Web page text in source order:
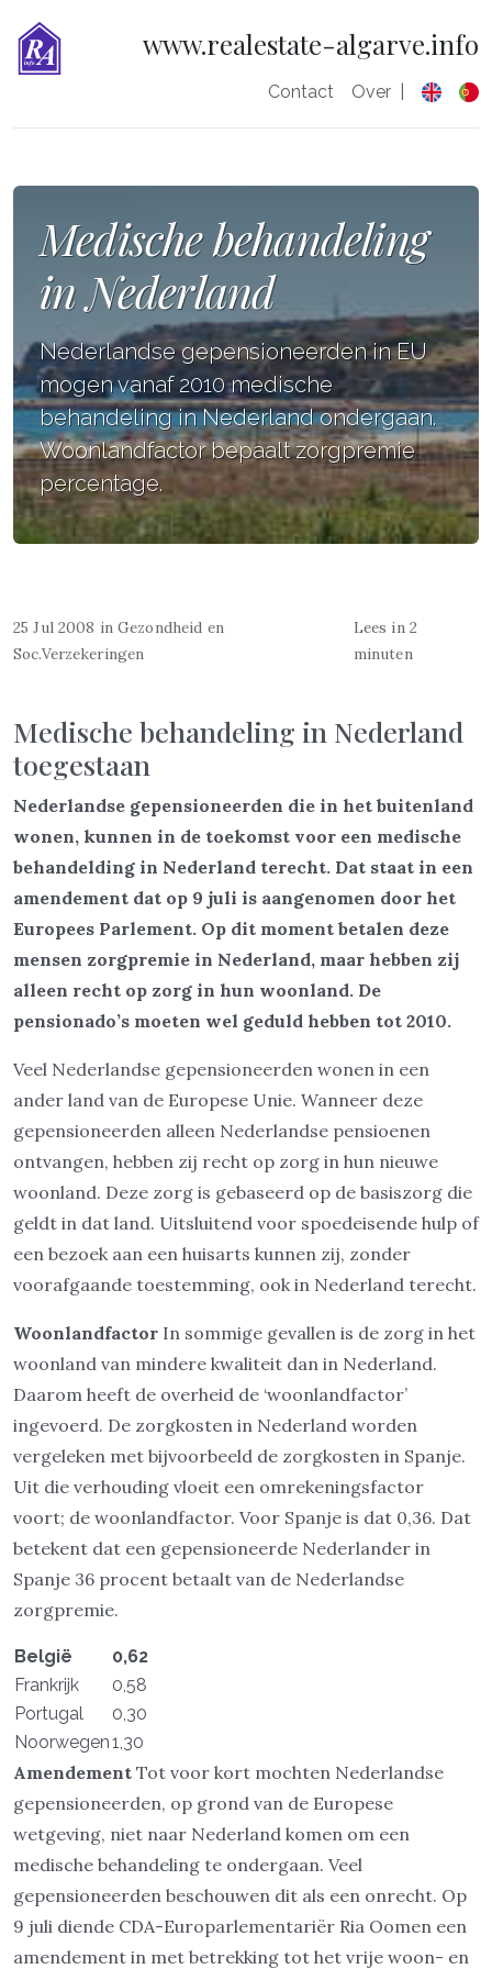
www.realestate-algarve.info
Contact Over
Medische behandeling
in Nederland
Nederlandse gepensioneerden in EU
mogen vanaf 2010 medische
behandeling in Nederland ondergaan.
Woonlandfactor bepaalt zorgpremie
percentage.
25 Jul 2008 inGezondheid en
Soc.Verzekeringen
Lees in 2
minuten
Medische behandeling in Nederland
toegestaan
Nederlandse gepensioneerden die in het buitenland
wonen, kunnen in de toekomst voor een medische
behandelding in Nederland terecht. Dat staat in een
amendement dat op 9 juli is aangenomen door het
Europees Parlement. Op dit moment betalen deze
mensen zorgpremie in Nederland, maar hebben zij
alleen recht op zorg in hun woonland. De
pensionado’s moeten wel geduld hebben tot 2010.
Veel Nederlandse gepensioneerden wonen in een
ander land van de Europese Unie. Wanneer deze
gepensioneerden alleen Nederlandse pensioenen
ontvangen, hebben zij recht op zorg in hun nieuwe
woonland. Deze zorg is gebaseerd op de basiszorg die
geldt in dat land. Uitsluitend voor spoedeisende hulp of
een bezoek aan een huisarts kunnen zij, zonder
voorafgaande toestemming, ook in Nederland terecht.
Woonlandfactor In sommige gevallen is de zorg in het
woonland van mindere kwaliteit dan in Nederland.
Daarom heeft de overheid de ‘woonlandfactor’
ingevoerd. De zorgkosten in Nederland worden
vergeleken met bijvoorbeeld de zorgkosten in Spanje.
Uit die verhouding vloeit een omrekeningsfactor
voort; de woonlandfactor. Voor Spanje is dat 0,36. Dat
betekent dat een gepensioneerde Nederlander in
Spanje 36 procent betaalt van de Nederlandse
zorgpremie.
België
0,62
Frankrijk
0,58
Portugal
0,30
Noorwegen1,30
Amendement Tot voor kort mochten Nederlandse
gepensioneerden, op grond van de Europese
wetgeving, niet naar Nederland komen om een
medische behandeling te ondergaan. Veel
gepensioneerden beschouwen dit als een onrecht. Op
9 juli diende CDA-Europarlementariër Ria Oomen een
amendement in met betrekking tot het vrije woon- en